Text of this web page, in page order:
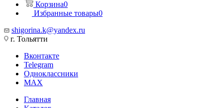
Корзина0
Избранные товары0
shigorina.k@yandex.ru
г. Тольятти
Вконтакте
Telegram
Одноклассники
MAX
Главная